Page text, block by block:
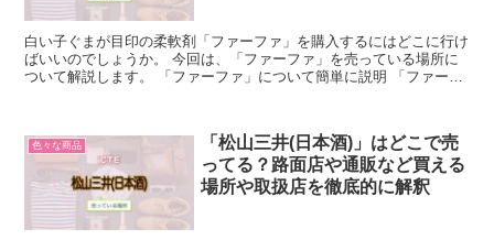
白い子ぐまが目印の柔軟剤「ファーファ」を購入するにはどこに行け
ばいいのでしょうか。 今回は、「ファーファ」を売っている場所に
ついて解説します。 「ファーファ」について簡単に説明 「ファーフ
色々な商品
「松山三井(日本酒)」はどこで売
ってる？路面店や通販など買える
場所や取扱店を徹底的に解釈